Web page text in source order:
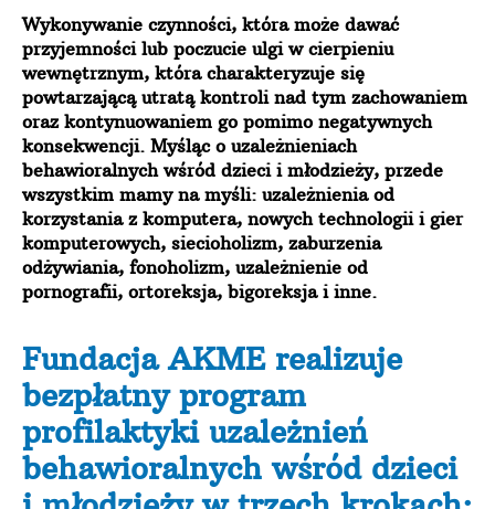
Wykonywanie czynności, która może dawać
przyjemności lub poczucie ulgi w cierpieniu
wewnętrznym, która charakteryzuje się
powtarzającą utratą kontroli nad tym zachowaniem
oraz kontynuowaniem go pomimo negatywnych
konsekwencji. Myśląc o uzależnieniach
behawioralnych wśród dzieci i młodzieży, przede
wszystkim mamy na myśli: uzależnienia od
korzystania z komputera, nowych technologii i gier
komputerowych, siecioholizm, zaburzenia
odżywiania, fonoholizm, uzależnienie od
pornografii, ortoreksja, bigoreksja i inne.
Fundacja AKME realizuje
bezpłatny program
profilaktyki uzależnień
behawioralnych wśród dzieci